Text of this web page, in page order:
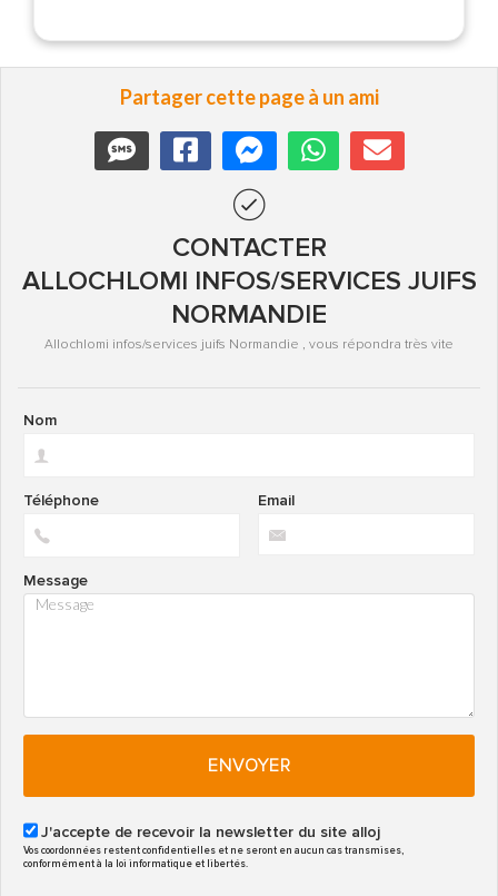
Partager cette page à un ami
CONTACTER
ALLOCHLOMI INFOS/SERVICES JUIFS
NORMANDIE
Allochlomi infos/services juifs Normandie , vous répondra très vite
Nom
Email
Téléphone
Message
ENVOYER
J'accepte de recevoir la newsletter du site alloj
Vos coordonnées restent confidentielles et ne seront en aucun cas transmises,
conformément à la loi informatique et libertés.